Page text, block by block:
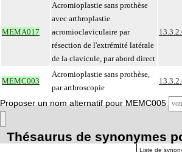
MEMA017
Acromioplastie sans prothèse
avec arthroplastie
acromioclaviculaire par
résection de l'extrémité latérale
de la clavicule, par abord direct
MEMC003
Acromioplastie sans prothèse,
par arthroscopie
Proposer un nom alternatif pour MEMC005
Thésaurus de synonymes
Liste de